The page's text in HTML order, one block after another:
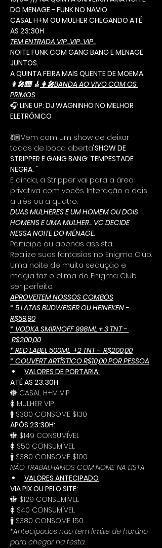
DO MENAGE - FUNK NO NAVIO
CASAL H+M OU MULHER CHEGANDO ATÉ
AS 23:30H
TEM ENTRADA VIP...VIP...VIP...
NOITE FUNK COM GANG BANG E MENAGE
JUNTOS.
A QUINTA FEIRA MAIS QUENTE DE MOEMA.
👨‍🎤🎹 🎸 👩‍🎤BANDA AO VIVO COM OS
PRIMOS
🎧 LINE UP: DJ WAGNINHO NO MELHOR
ELETRÔNICO
💃🏼Vem com um show de deixar
todos de boca aberta"SHOW DE
STRIPPER E GANG BANG: TEMPESTADE
NEGRA. "
E ainda, a Stripper vai para a área
privativa com vocês. Interação a dois,
a três ou a quatro.
DUAS MULHERES E UM HOMEM OU DOIS
HOMENS E UMA MULHER... VC DECIDE
NESSA NOITE DO MÉNAGE.
Participe ou apenas assista.
Realize suas fantasias no Enigma Club.
Uma noite de muita sedução e
magia faz o clima do Enigma Club
ser perfeito.
APROVEITEM NOSSOS COMBOS
* 5 LATAS BUDWEISER OU HEINEKEN -
R$59,90
* VODKA SMIRNOFF 998ML + 3 TNT -
R$200,00
* RED LABEL 500ML  +2 TNT -  R$200,00
* COUVERT ARTÍSTICO R$10,00 POR PESSOA
VALORES DE PORTARIA:
ATÉ AS 23:30H
🚻 CASAL H+M VIP
🚺 MULHER VIP
🚹 $380 CONSOME $130
APÓS 23:30H:
🚻 $149 CONSUMÍVEL
🚺 $50 CONSUMÍVEL
🚹 $380 CONSOME $100
NÃO TRABALHAMOS COM NOME NA LISTA
VALORES ANTECIPADO
VIA PIX OU PELO SITE:
🚻 $129 CONSUMÍVEL
🚺 $40 CONSUMÍVEL
🚹 $380 CONSOME 150
*Antecipados não tem limite de horário
para chegar na festa.